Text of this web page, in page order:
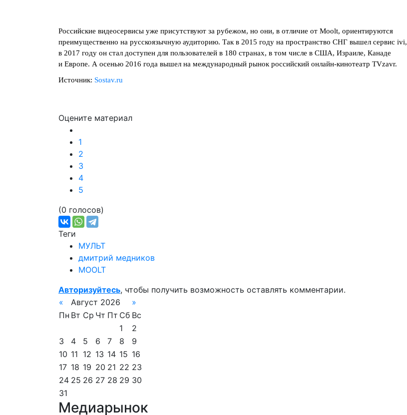
Российские видеосервисы уже присутствуют за рубежом, но они, в отличие от Moolt, ориентируются
преимущественно на русскоязычную аудиторию. Так в 2015 году на пространство СНГ вышел сервис ivi,
в 2017 году он стал доступен для пользователей в 180 странах, в том числе в США, Израиле, Канаде
и Европе. А осенью 2016 года вышел на международный рынок российский онлайн-кинотеатр TVzavr.
Источник: Sostav.ru
Оцените материал
1
2
3
4
5
(0 голосов)
Теги
МУЛЬТ
дмитрий медников
MOOLT
Авторизуйтесь, чтобы получить возможность оставлять комментарии.
«
Август 2026
»
Пн Вт Ср Чт Пт Сб Вс
1
2
3
4 5 6 7 8
9
10 11 12 13 14 15 16
17 18 19 20 21 22 23
24 25 26 27 28 29 30
31
Медиарынок